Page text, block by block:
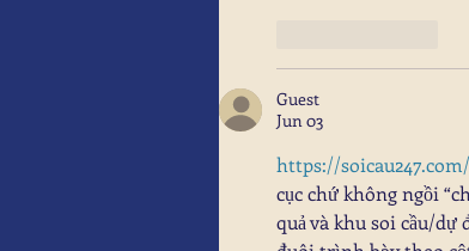
Guest
Jun 03
https://soicau247.com/
cục chứ không ngồi
quả và khu soi cầu/